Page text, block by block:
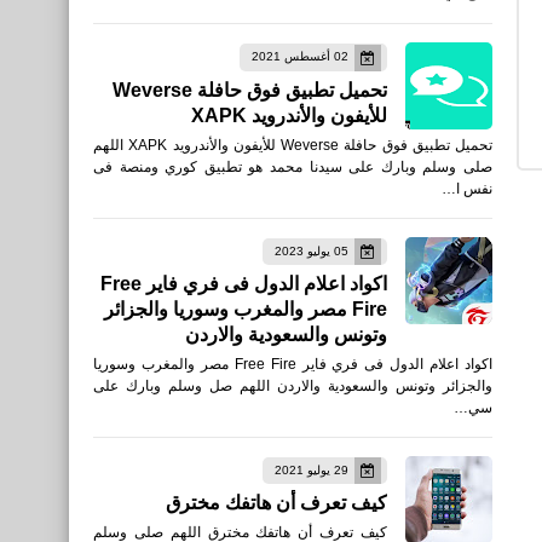
02 أغسطس 2021
تحميل تطبيق فوق حافلة Weverse
للأيفون والأندرويد XAPK
تحميل تطبيق فوق حافلة Weverse للأيفون والأندرويد XAPK اللهم
صلى وسلم وبارك على سيدنا محمد هو تطبيق كوري ومنصة فى
نفس ا…
05 يوليو 2023
اكواد اعلام الدول فى فري فاير Free
Fire مصر والمغرب وسوريا والجزائر
وتونس والسعودية والاردن
اكواد اعلام الدول فى فري فاير Free Fire مصر والمغرب وسوريا
والجزائر وتونس والسعودية والاردن اللهم صل وسلم وبارك على
سي…
29 يوليو 2021
كيف تعرف أن هاتفك مخترق
كيف تعرف أن هاتفك مخترق اللهم صلى وسلم
العاب
تحميل لعبة eFootball™ 2022
للأيفون والأندرويد
العاب
تحميل لعبة كرة القدم الجديدة
EA SPORTS Tactical
Football
العاب
تحميل لعبة البقاء على قيد